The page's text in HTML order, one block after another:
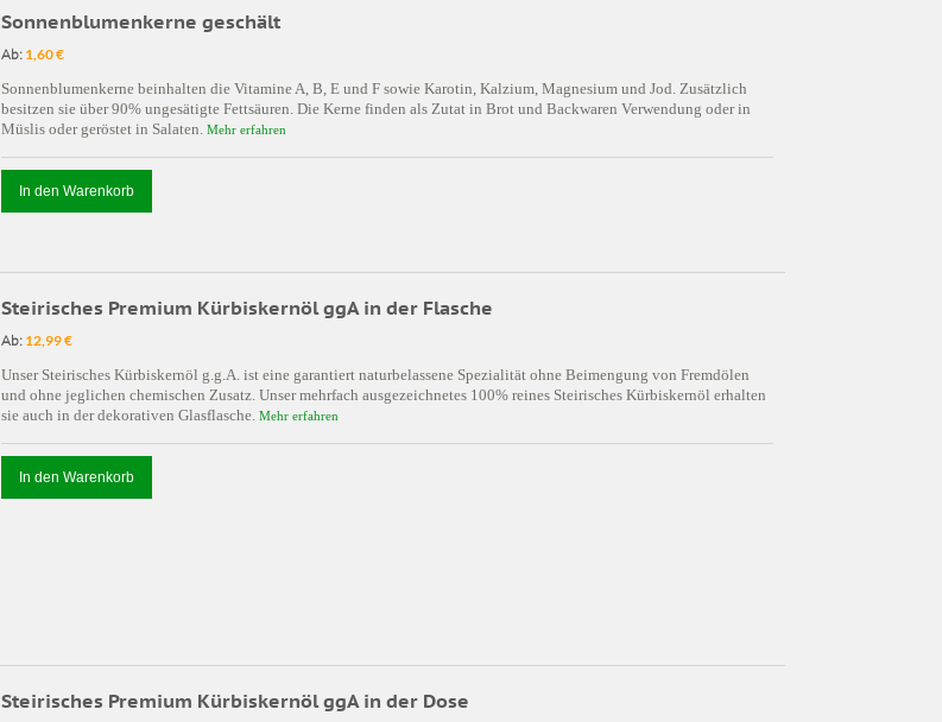
Sonnenblumenkerne geschält
Ab: 1,60 €
Sonnenblumenkerne beinhalten die Vitamine A, B, E und F sowie Karotin, Kalzium, Magnesium und Jod. Zusätzlich
besitzen sie über 90% ungesätigte Fettsäuren. Die Kerne finden als Zutat in Brot und Backwaren Verwendung oder in
Müslis oder geröstet in Salaten. Mehr erfahren
In den Warenkorb
Steirisches Premium Kürbiskernöl ggA in der Flasche
Ab: 12,99 €
Unser Steirisches Kürbiskernöl g.g.A. ist eine garantiert naturbelassene Spezialität ohne Beimengung von Fremdölen
und ohne jeglichen chemischen Zusatz. Unser mehrfach ausgezeichnetes 100% reines Steirisches Kürbiskernöl erhalten
sie auch in der dekorativen Glasflasche. Mehr erfahren
In den Warenkorb
Steirisches Premium Kürbiskernöl ggA in der Dose